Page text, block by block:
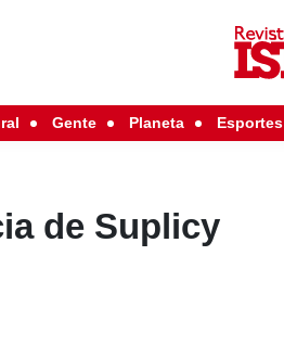
Gente Planeta Esportes
de Suplicy